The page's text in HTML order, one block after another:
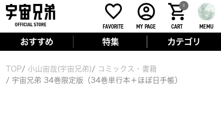
FAVORITE MY PAGE CART
0
MEMU
おすすめ 特集 カテゴリ
TOP 小山宙哉(宇宙兄弟)
コミックス・書籍
宇宙兄弟 34巻限定版（34巻単行本＋ほぼ日手帳）